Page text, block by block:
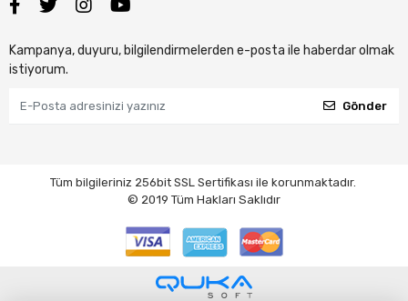
Kampanya, duyuru, bilgilendirmelerden e-posta ile haberdar olmak
istiyorum.
Gönder
Tüm bilgileriniz 256bit SSL Sertifikası ile korunmaktadır.
© 2019 Tüm Hakları Saklıdır